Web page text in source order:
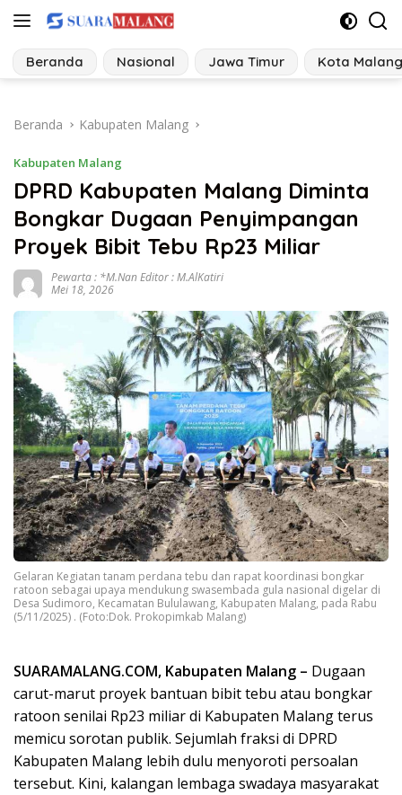
Langsung
konten
Beranda Nasional Jawa Timur Kota Malang
Beranda Kabupaten Malang
Kabupaten Malang
DPRD Kabupaten Malang Diminta
Bongkar Dugaan Penyimpangan
Proyek Bibit Tebu Rp23 Miliar
Pewarta : *M.Nan Editor : M.AlKatiri
Mei 18, 2026
Gelaran Kegiatan tanam perdana tebu dan rapat koordinasi bongkar
ratoon sebagai upaya mendukung swasembada gula nasional digelar di
Desa Sudimoro, Kecamatan Bululawang, Kabupaten Malang, pada Rabu
(5/11/2025) . (Foto:Dok. Prokopimkab Malang)
SUARAMALANG.COM, Kabupaten Malang – Dugaan
carut-marut proyek bantuan bibit tebu atau bongkar
ratoon senilai Rp23 miliar di Kabupaten Malang terus
memicu sorotan publik. Sejumlah fraksi di DPRD
Kabupaten Malang lebih dulu menyoroti persoalan
tersebut. Kini, kalangan lembaga swadaya masyarakat